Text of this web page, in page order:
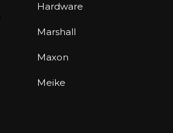
Hardware
Marshall
Maxon
Meike